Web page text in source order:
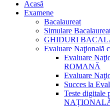
Acasă
Examene
Bacalaureat
Simulare
GHIDURI
Evaluare Naţională
Evaluare
ROMANĂ
Evaluare
Succes la
Teste